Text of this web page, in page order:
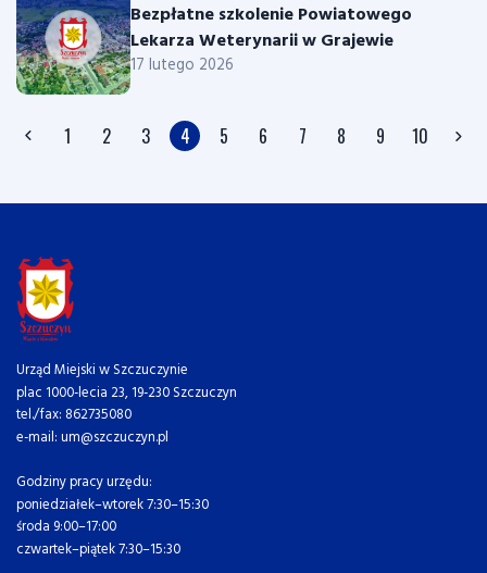
Bezpłatne szkolenie Powiatowego
Lekarza Weterynarii w Grajewie
17 lutego 2026
1 2 3 4 5 6 7 8 9 10
Urząd Miejski w Szczuczynie
plac 1000-lecia 23, 19-230 Szczuczyn
tel./fax: 862735080
e-mail: um@szczuczyn.pl
Godziny pracy urzędu:
poniedziałek–wtorek 7:30–15:30
środa 9:00–17:00
czwartek–piątek 7:30–15:30